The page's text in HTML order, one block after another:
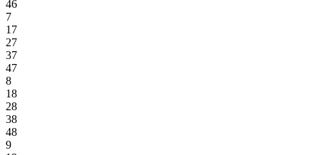
46
7
17
27
37
47
8
18
28
38
48
9